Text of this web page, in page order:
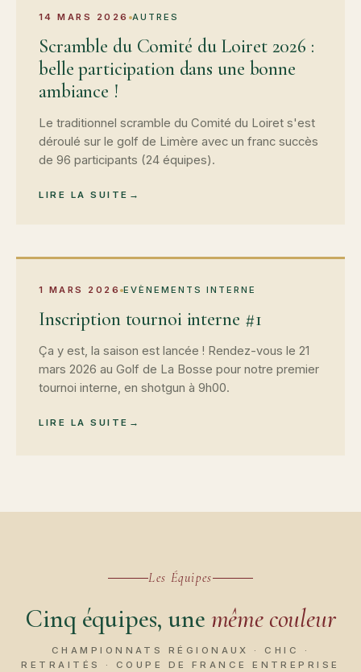
14 MARS 2026 AUTRES
Scramble du Comité du Loiret 2026 :
belle participation dans une bonne
ambiance !
Le traditionnel scramble du Comité du Loiret s'est
déroulé sur le golf de Limère avec un franc succès
de 96 participants (24 équipes).
LIRE LA SUITE
1 MARS 2026 EVÈNEMENTS INTERNE
Inscription tournoi interne #1
Ça y est, la saison est lancée ! Rendez-vous le 21
mars 2026 au Golf de La Bosse pour notre premier
tournoi interne, en shotgun à 9h00.
LIRE LA SUITE
Les Équipes
Cinq équipes, une même couleur
CHAMPIONNATS RÉGIONAUX · CHIC ·
RETRAITÉS · COUPE DE FRANCE ENTREPRISE